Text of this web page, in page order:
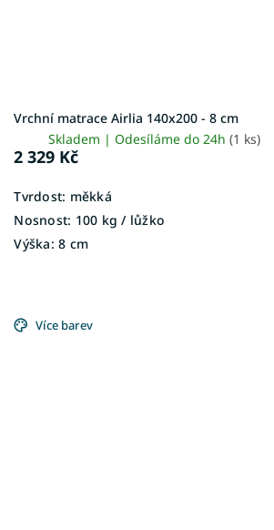
Vrchní matrace Airlia 140x200 - 8 cm
Skladem | Odesíláme do 24h (1 ks)
2 329 Kč
Tvrdost: měkká
Nosnost: 100 kg / lůžko
Výška: 8 cm
Více barev